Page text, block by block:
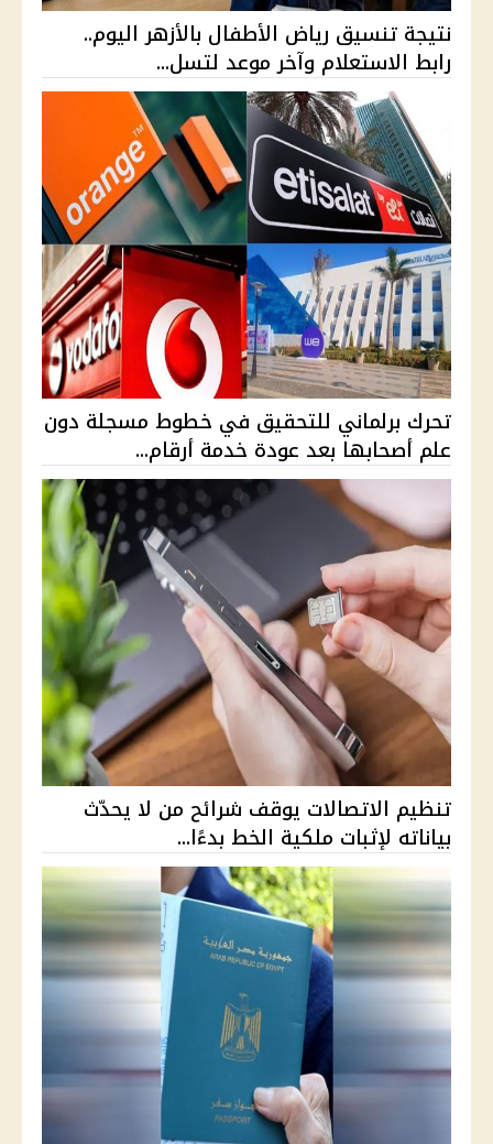
نتيجة تنسيق رياض الأطفال بالأزهر اليوم..
رابط الاستعلام وآخر موعد لتسل...
تحرك برلماني للتحقيق في خطوط مسجلة دون
علم أصحابها بعد عودة خدمة أرقام...
تنظيم الاتصالات يوقف شرائح من لا يحدّث
بياناته لإثبات ملكية الخط بدءًا...